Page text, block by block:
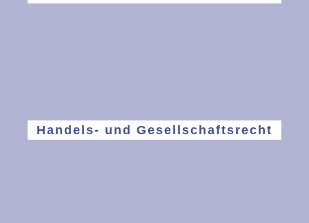
Handels- und Gesellschaftsrecht